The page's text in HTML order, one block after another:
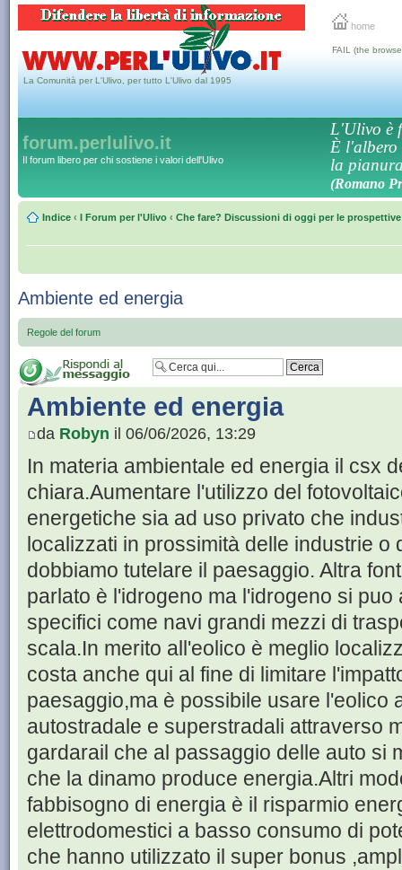
home
La Comunità per L'Ulivo, per tutto L'Ulivo dal 1995
FAIL (the
forum.perlulivo.it
Il forum libero per chi sostiene i valori dell'Ulivo
L'Ulivo è
È l'albero
la
(Romano
Indice ‹ I Forum per l'Ulivo ‹ Che fare? Discussioni di oggi per le
Ambiente ed energia
Regole del forum
Ambiente ed energia
da Robyn il 06/06/2026, 13:29
In materia ambientale ed energia il csx
chiara.Aumentare l'utilizzo del
energetiche sia ad uso privato che
localizzati in prossimità delle industrie o
dobbiamo tutelare il paesaggio. Altra
parlato è l'idrogeno ma l'idrogeno si
specifici come navi grandi mezzi di
scala.In merito all'eolico è meglio
costa anche qui al fine di limitare
paesaggio,ma è possibile usare l'eolico
autostradale e superstradali attraverso
gardarail che al passaggio delle auto si
che la dinamo produce energia.Altri
fabbisogno di energia è il risparmio
elettrodomestici a basso consumo di
che hanno utilizzato il super bonus